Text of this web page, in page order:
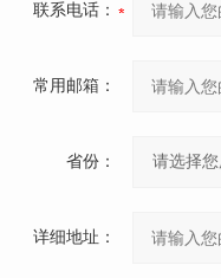
联系电话：
常用邮箱：
省份：
详细地址：